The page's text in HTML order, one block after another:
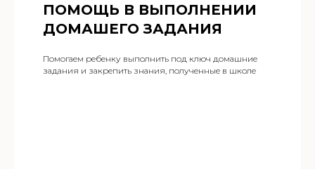
ПОМОЩЬ В ВЫПОЛНЕНИИ
ДОМАШЕГО ЗАДАНИЯ
Помогаем ребенку выполнить под ключ домашние
задания и закрепить знания, полученные в школе